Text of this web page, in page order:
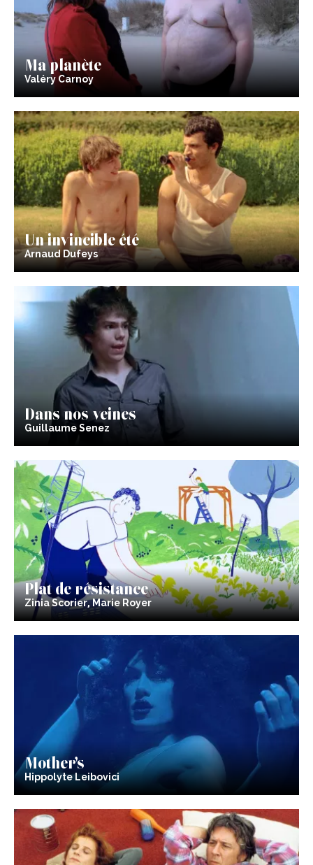
Ma planète
Valéry Carnoy
Un invincible été
Arnaud Dufeys
Dans nos veines
Guillaume Senez
Plat de résistance
Zinia Scorier, Marie Royer
Mother’s
Hippolyte Leibovici